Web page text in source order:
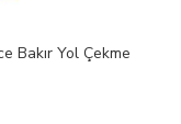
Bakır Yol Çekme